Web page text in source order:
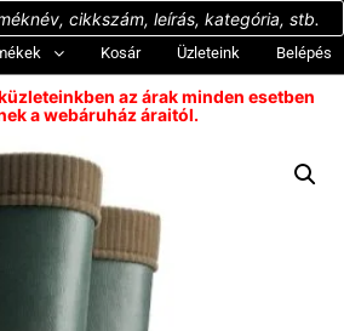
Kosár Üzleteink Belépés
az árak minden esetben
a webáruház áraitól.